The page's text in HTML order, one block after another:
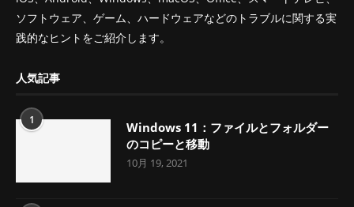
ソフトウェア、ゲーム、ハードウェアなどのトラブルに関する実
践的なヒントをご紹介します。
人気記事
1
Windows 11：ファイルとフォルダー
のコピーと移動
10月 19, 2021